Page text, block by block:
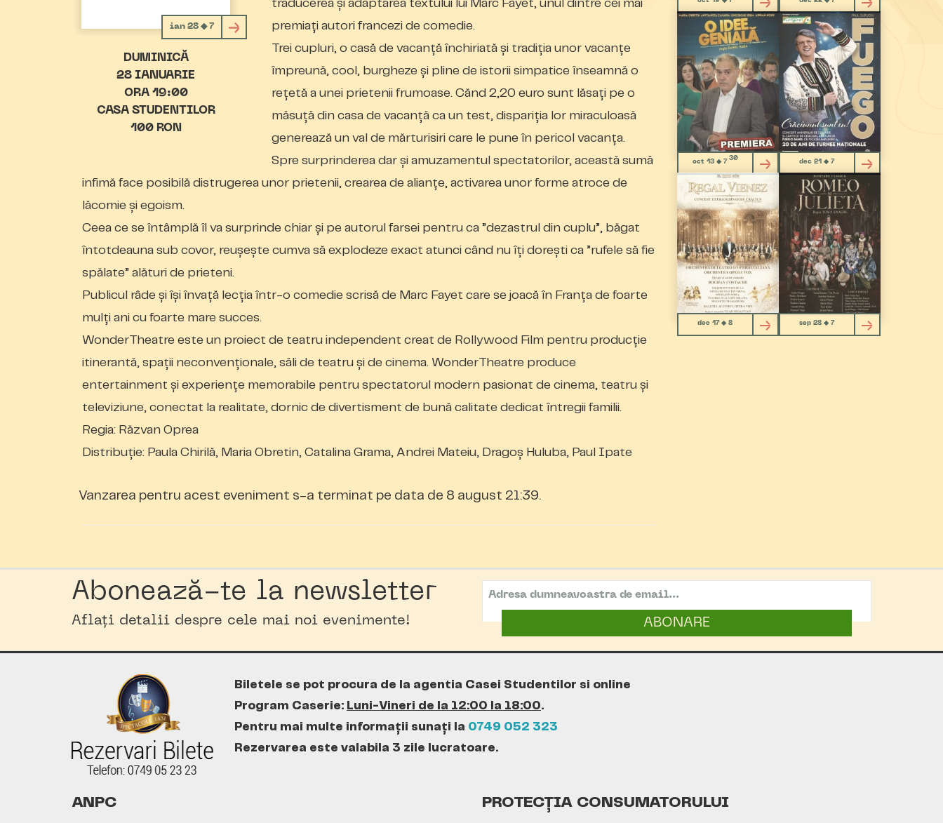
ian 28 ◆ 7
DUMINICĂ
28 IANUARIE
ORA 19:00
CASA STUDENTILOR
100 RON
traducerea și adaptarea textului lui Marc Fayet, unul dintre cei mai
premiați autori francezi de comedie.
Trei cupluri, o casă de vacanță închiriată și tradiția unor vacanțe
împreună, cool, burgheze și pline de istorii simpatice înseamnă o
rețetă a unei prietenii frumoase. Cănd 2,20 euro sunt lăsați pe o
măsuță din casa de vacanță ca un test, dispariția lor miraculoasă
generează un val de mărturisiri care le pune în pericol vacanța.
Spre surprinderea dar și amuzamentul spectatorilor, această sumă
infimă face posibilă distrugerea unor prietenii, crearea de alianțe, activarea unor forme atroce de
lăcomie și egoism.
Ceea ce se întâmplă îl va surprinde chiar și pe autorul farsei pentru ca ”dezastrul din cuplu”, băgat
întotdeauna sub covor, reușește cumva să explodeze exact atunci când nu îți dorești ca ”rufele să fie
spălate” alături de prieteni.
Publicul râde și își învață lecția într-o comedie scrisă de Marc Fayet care se joacă în Franța de foarte
mulți ani cu foarte mare succes.
WonderTheatre este un proiect de teatru independent creat de Rollywood Film pentru producție
itinerantă, spații neconvenționale, săli de teatru și de cinema. WonderTheatre produce
entertainment și experiențe memorabile pentru spectatorul modern pasionat de cinema, teatru și
televiziune, conectat la realitate, dornic de divertisment de bună calitate dedicat întregii familii.
Regia: Răzvan Oprea
Distribuție: Paula Chirilă, Maria Obretin, Catalina Grama, Andrei Mateiu, Dragoș Huluba, Paul Ipate
Vanzarea pentru acest eveniment s-a terminat pe data de 8 august 21:39.
oct 13 ◆ 7 30 dec 21 ◆ 7
dec 17 ◆ 8 sep 28 ◆ 7
Abonează-te la newsletter
Aflați detalii despre cele mai noi evenimente! ABONARE
Biletele se pot procura de la agentia Casei Studentilor si online
Program Caserie: Luni-Vineri de la 12:00 la 18:00.
Pentru mai multe informații sunați la 0749 052 323
Rezervarea este valabila 3 zile lucratoare.
ANPC PROTECȚIA CONSUMATORULUI